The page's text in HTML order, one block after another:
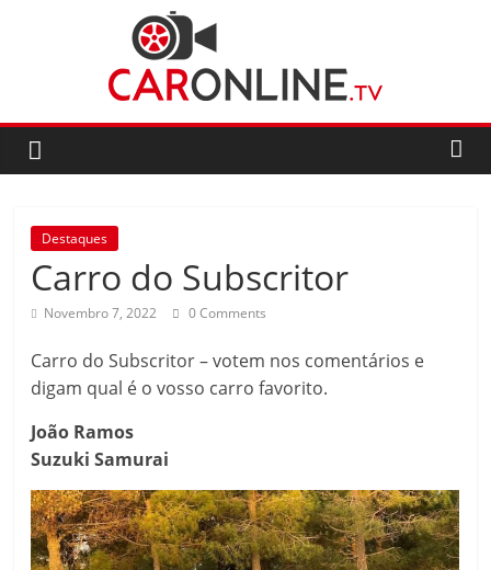
CarOnline.TV
CarOnline.TV
Ensaios
Automóvel
em
Português
Destaques
Carro do Subscritor
Novembro 7, 2022 0 Comments
Carro do Subscritor – votem nos comentários e
digam qual é o vosso carro favorito.
João Ramos
Suzuki Samurai